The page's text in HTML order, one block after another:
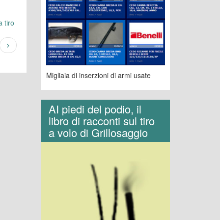
tiro
Migliaia di inserzioni di armi usate
AI piedi del podio, il
libro di racconti sul tiro
a volo di Grillosaggio